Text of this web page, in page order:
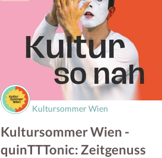
Kultursommer Wien
Kultursommer Wien -
quinTTTonic: Zeitgenuss